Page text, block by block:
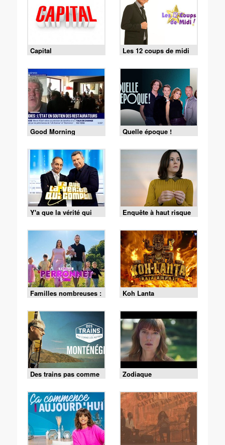
Capital Les 12 coups de midi
Good Morning
Business
Quelle époque !
Y'a que la vérité qui
compte
Enquête à haut risque
Familles nombreuses :
la vie en XXL
Koh Lanta
Des trains pas comme
les autres
Zodiaque